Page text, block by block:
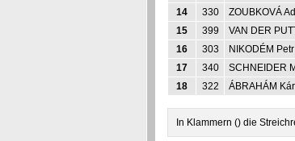
14
330 ZOUBKOVÁ
15
399 VAN DER
16
303 NIKODÉM Petr
17
340 SCHNEIDER
18
322 ÁBRAHÁM
In Klammern () die